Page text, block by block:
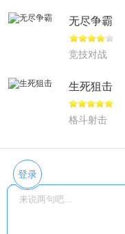
无尽争霸
竞技对战
生死狙击
格斗射击
登录